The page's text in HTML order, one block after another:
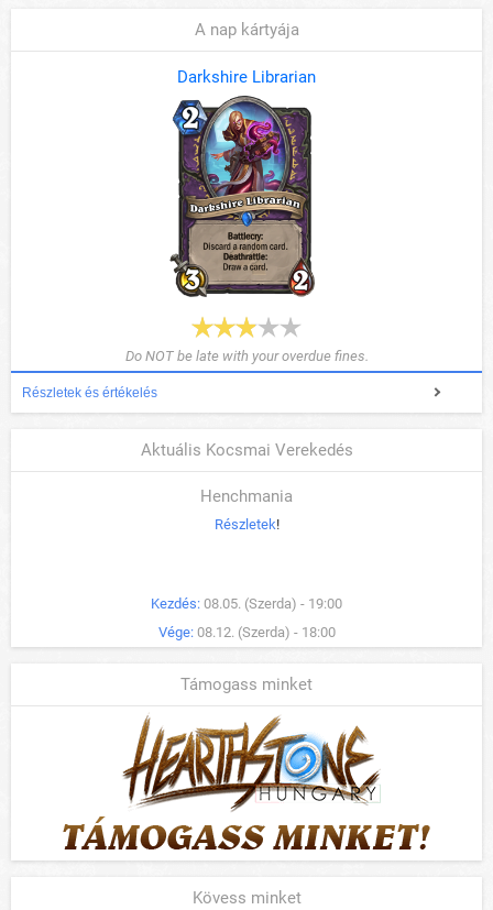
A nap kártyája
Darkshire Librarian
Do NOT be late with your overdue fines.
Részletek és értékelés
Aktuális Kocsmai Verekedés
Henchmania
Részletek!
Kezdés: 08.05. (Szerda) - 19:00
Vége: 08.12. (Szerda) - 18:00
Támogass minket
Kövess minket